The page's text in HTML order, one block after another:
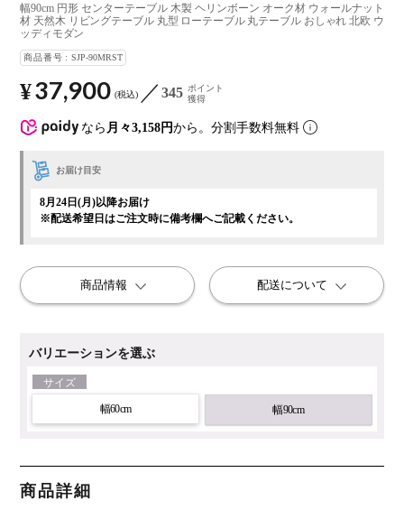
商品詳細
幅90cm 円形 センターテーブル 木製 ヘリンボーン オーク材 ウォールナット
材 天然木 リビングテーブル 丸型 ローテーブル 丸テーブル おしゃれ 北欧 ウ
ッディモダン
商品番号 SJP-90MRST
なら 月々3,158円から。分割手数料無料
¥37,900 税込 345 ポイント
獲得
バリエーションを選ぶ
サイズ
幅60cm 幅90cm
お届け目安
8月24日(月)以降お届け
※配送希望日はご注文時に備考欄へご記載ください。
商品情報 配送について